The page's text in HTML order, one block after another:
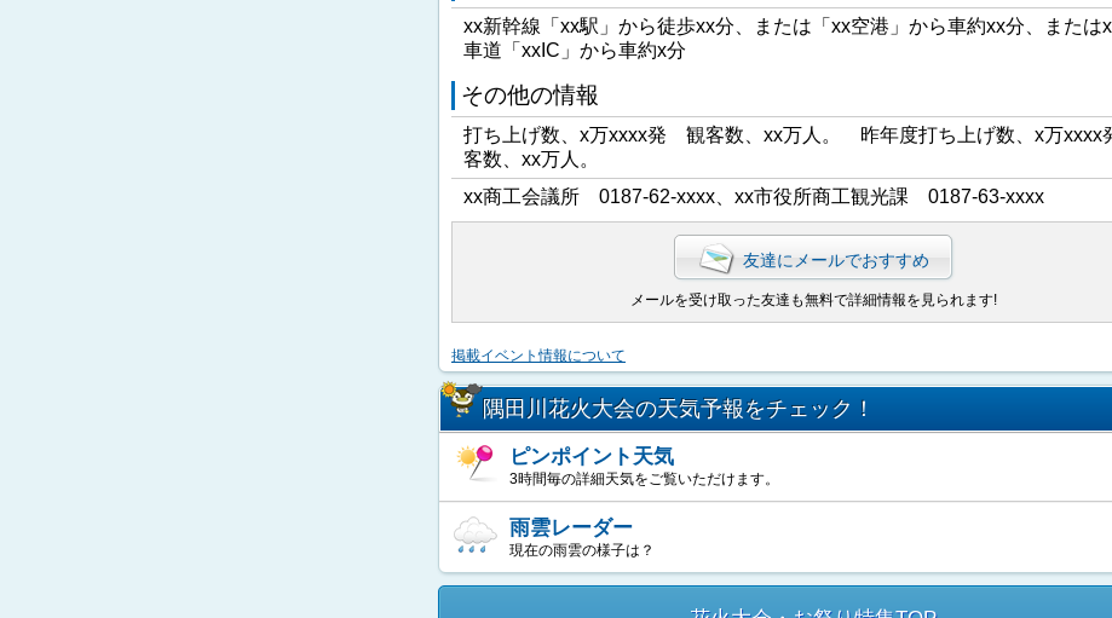
xx新幹線「xx駅」から徒歩xx分、または「xx空港」から車約xx分、または
車道「xxIC」から車約x分
その他の情報
打ち上げ数、x万xxxx発 観客数、xx万人。 昨年度打ち上げ数、x万
客数、xx万人。
xx商工会議所 0187-62-xxxx、xx市役所商工観光課 0187-63-xxxx
友達にメールでおすすめ
メールを受け取った友達も無料で詳細情報を見られます!
掲載イベント情報について
隅田川花火大会の天気予報をチェック！
ピンポイント天気
3時間毎の詳細天気をご覧いただけます。
雨雲レーダー
現在の雨雲の様子は？